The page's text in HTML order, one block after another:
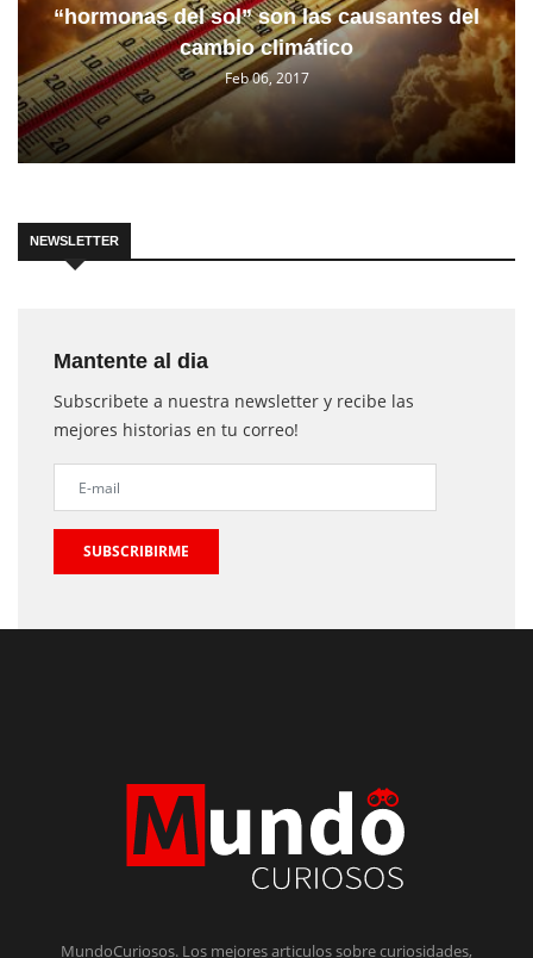
“hormonas del sol” son las causantes del
cambio climático
Feb 06, 2017
NEWSLETTER
Mantente al dia
Subscribete a nuestra newsletter y recibe las
mejores historias en tu correo!
SUBSCRIBIRME
MundoCuriosos. Los mejores articulos sobre curiosidades,